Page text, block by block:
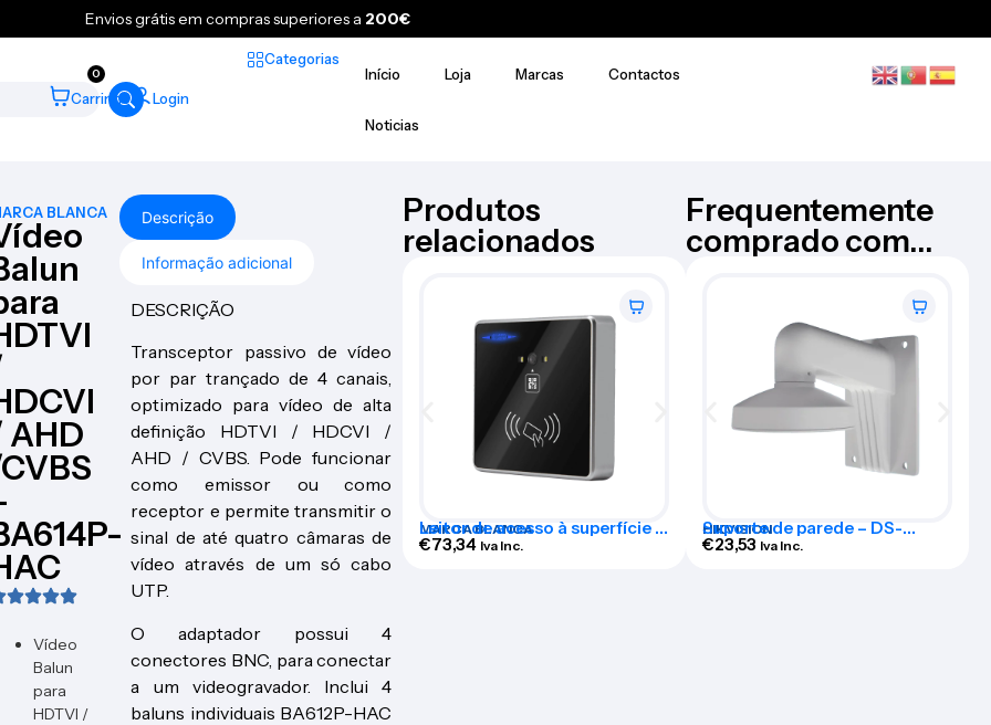
Envios grátis em compras superiores a 200€
0
Carrinho Login
Categorias
Início
Loja Marcas Contactos
Noticias
BLANCA
AHD
Vídeo
Balun
para
HDTVI /
Descrição
Informação adicional
DESCRIÇÃO
Transceptor passivo de vídeo
por par trançado de 4 canais,
optimizado para vídeo de alta
definição HDTVI / HDCVI /
AHD / CVBS. Pode funcionar
como emissor ou como
receptor e permite transmitir o
sinal de até quatro câmaras de
vídeo através de um só cabo
UTP.
O adaptador possui 4
conectores BNC, para conectar
a um videogravador. Inclui 4
baluns individuais BA612P-HAC
Produtos
relacionados
MARCA BLANCA
Leitor de acesso à superfície –
ACR207-QR-MF
€73,34 Iva Inc.
Dispositivo de conferencia –
AW-S100
Frequentemente
comprado com...
HIKVISION
Suporte de parede – DS-
1273ZJ
€23,53 Iva Inc.